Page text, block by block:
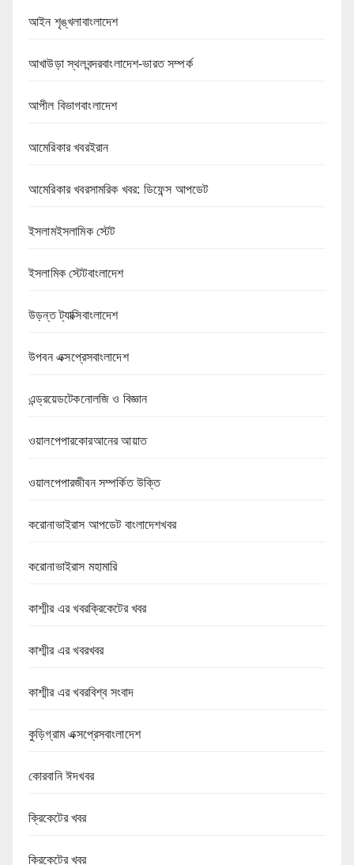
আইন শৃঙ্খলাবাংলাদেশ
আখাউড়া স্থলবন্দরবাংলাদেশ-ভারত সম্পর্ক
আপীল বিভাগবাংলাদেশ
আমেরিকার খবরইরান
আমেরিকার খবরসামরিক খবর: ডিফেন্স আপডেট
ইসলামইসলামিক স্টেট
ইসলামিক স্টেটবাংলাদেশ
উড়ন্ত ট্যাক্সিবাংলাদেশ
উপবন এক্সপ্রেসবাংলাদেশ
এন্ড্রয়েডটেকনোলজি ও বিজ্ঞান
ওয়ালপেপারকোরআনের আয়াত
ওয়ালপেপারজীবন সম্পর্কিত উক্তি
করোনাভাইরাস আপডেট বাংলাদেশখবর
করোনাভাইরাস মহামারি
কাশ্মীর এর খবরক্রিকেটের খবর
কাশ্মীর এর খবরখবর
কাশ্মীর এর খবরবিশ্ব সংবাদ
কুড়িগ্রাম এক্সপ্রেসবাংলাদেশ
কোরবানি ঈদখবর
ক্রিকেটের খবর
ক্রিকেটের খবর